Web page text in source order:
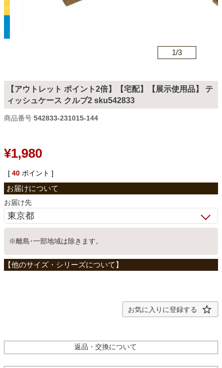
ダイニングテーブル・セット
食器棚・キッチン収納
ベッド
収納家具
1/3
【アウトレット ポイント2倍】【宅配】【展示使用品】 テ
ィッシュケース クルブ2 sku542833
商品番号 542833-231015-144
¥1,980
[ 40 ポイント ]
お届け先
※離島･一部地域は除きます。
お気に入りに登録する
返品・交換について